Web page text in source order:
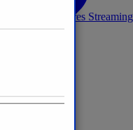
Accessoires Streaming